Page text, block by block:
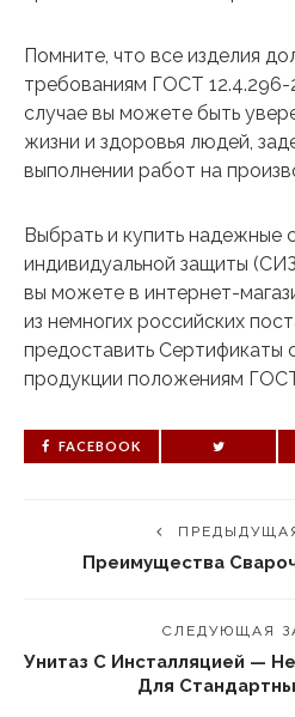
Помните, что все изделия
требованиям ГОСТ 12.4.296-
случае вы можете быть
жизни и здоровья людей,
выполнении работ на
Выбрать и купить надежные
индивидуальной защиты
вы можете в интернет-
из немногих российских
предоставить Сертификаты
продукции положениям
FACEBOOK
Преимущества
СЛЕДУЮЩАЯ
Унитаз С Инсталляцией —
Для